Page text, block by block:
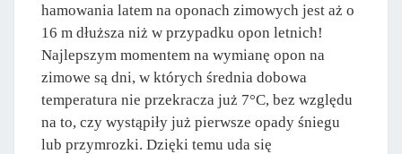
hamowania latem na oponach zimowych jest aż o
16 m dłuższa niż w przypadku opon letnich!
Najlepszym momentem na wymianę opon na
zimowe są dni, w których średnia dobowa
temperatura nie przekracza już 7°C, bez względu
na to, czy wystąpiły już pierwsze opady śniegu
lub przymrozki. Dzięki temu uda się